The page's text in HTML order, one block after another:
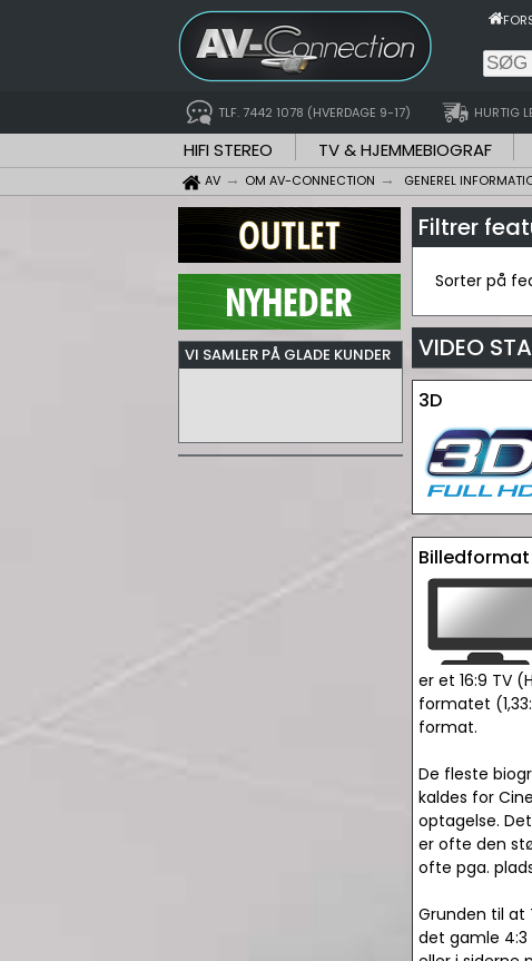
TLF. 7442 1078 (HVERDAGE 9-17) HURTIG
HIFI STEREO TV & HJEMMEBIOGRAF
AV OM AV-CONNECTION GENEREL
VI SAMLER PÅ GLADE KUNDER
Filtrer
Sorter på
VIDEO
3D
er et 16:9 TV
formatet
format.
De fleste
kaldes for
optagelse.
er ofte den
ofte pga.
Grunden til at
det gamle 4:3